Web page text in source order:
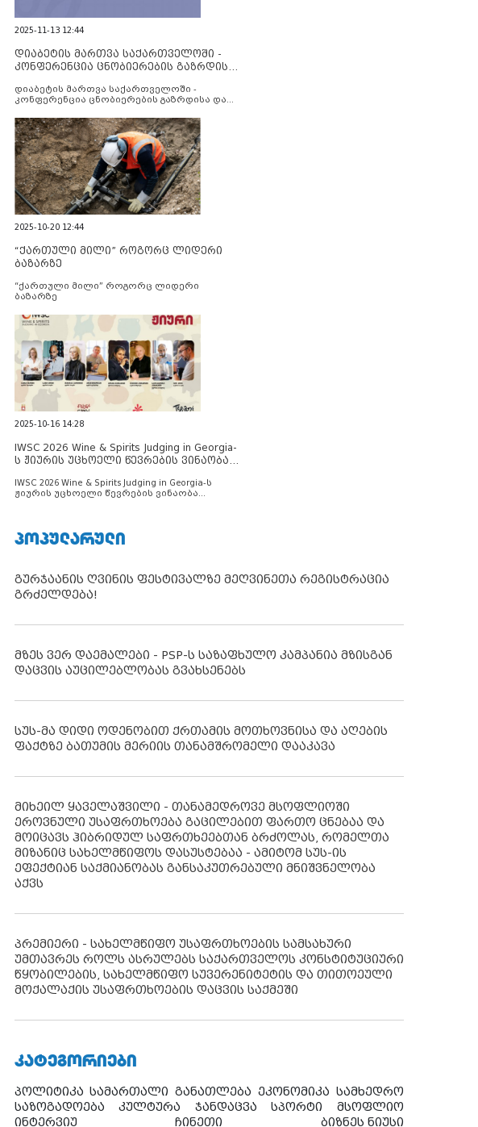
2025-11-13 12:44
დიაბეტის მართვა საქართველოში -
კონფერენცია ცნობიერების გაზრდისა
დიაბეტის მართვა საქართველოში -
კონფერენცია ცნობიერების გაზრდისა და
2025-10-20 12:44
“ქართული მილი” როგორც ლიდერი
ბაზარზე
“ქართული მილი” როგორც ლიდერი
ბაზარზე
2025-10-16 14:28
IWSC 2026 Wine & Spirits Judging in Georgia-
ს ჟიურის უცხოელი წევრების ვინაობა
IWSC 2026 Wine & Spirits Judging in Georgia-ს
ჟიურის უცხოელი წევრების ვინაობა
ᲞᲝᲞᲣᲚᲐᲠᲣᲚᲘ
გურჯაანის ღვინის ფესტივალზე მეღვინეთა რეგისტრაცია
გრძელდება!
მზეს ვერ დაემალები - PSP-ს საზაფხულო კამპანია მზისგან
დაცვის აუცილებლობას გვახსენებს
სუს-მა დიდი ოდენობით ქრთამის მოთხოვნისა და აღების
ფაქტზე ბათუმის მერიის თანამშრომელი დააკავა
მიხეილ ყაველაშვილი - თანამედროვე მსოფლიოში
ეროვნული უსაფრთხოება გაცილებით ფართო ცნებაა და
მოიცავს ჰიბრიდულ საფრთხეებთან ბრძოლას, რომელთა
მიზანიც სახელმწიფოს დასუსტებაა - ამიტომ სუს-ის
ეფექტიან საქმიანობას განსაკუთრებული მნიშვნელობა
აქვს
პრემიერი - სახელმწიფო უსაფრთხოების სამსახური
უმთავრეს როლს ასრულებს საქართველოს კონსტიტუციური
წყობილების, სახელმწიფო სუვერენიტეტის და თითოეული
მოქალაქის უსაფრთხოების დაცვის საქმეში
ᲙᲐᲢᲔᲒᲝᲠᲘᲔᲑᲘ
პოლიტიკა სამართალი განათლება ეკონომიკა სამხედრო
საზოგადოება
კულტურა ჯანდაცვა სპორტი
მსოფლიო
ინტერვიუ
ჩინეთი ბიზნეს ნიუსი